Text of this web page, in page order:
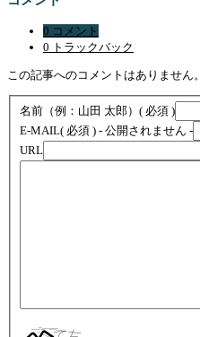
0 コメント
0 トラックバック
この記事へのコメントはありません。
名前（例：山田 太郎） ( 必須 )
E-MAIL( 必須 ) - 公開されません -
URL